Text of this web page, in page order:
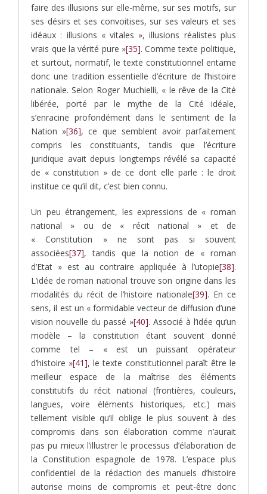
faire des illusions sur elle-même, sur ses motifs, sur
ses désirs et ses convoitises, sur ses valeurs et ses
idéaux : illusions « vitales », illusions réalistes plus
vrais que la vérité pure »[35]. Comme texte politique,
et surtout, normatif, le texte constitutionnel entame
donc une tradition essentielle d’écriture de l’histoire
nationale. Selon Roger Muchielli, « le rêve de la Cité
libérée, porté par le mythe de la Cité idéale,
s’enracine profondément dans le sentiment de la
Nation »[36], ce que semblent avoir parfaitement
compris les constituants, tandis que l’écriture
juridique avait depuis longtemps révélé sa capacité
de « constitution » de ce dont elle parle : le droit
institue ce qu’il dit, c’est bien connu.
Un peu étrangement, les expressions de « roman
national » ou de « récit national » et de
« Constitution » ne sont pas si souvent
associées[37], tandis que la notion de « roman
d’Etat » est au contraire appliquée à l’utopie[38].
L’idée de roman national trouve son origine dans les
modalités du récit de l’histoire nationale[39]. En ce
sens, il est un « formidable vecteur de diffusion d’une
vision nouvelle du passé »[40]. Associé à l’idée qu’un
modèle – la constitution étant souvent donné
comme tel – « est un puissant opérateur
d’histoire »[41], le texte constitutionnel paraît être le
meilleur espace de la maîtrise des éléments
constitutifs du récit national (frontières, couleurs,
langues, voire éléments historiques, etc.) mais
tellement visible qu’il oblige le plus souvent à des
compromis dans son élaboration comme n’aurait
pas pu mieux l’illustrer le processus d’élaboration de
la Constitution espagnole de 1978. L’espace plus
confidentiel de la rédaction des manuels d’histoire
autorise moins de compromis et peut-être donc